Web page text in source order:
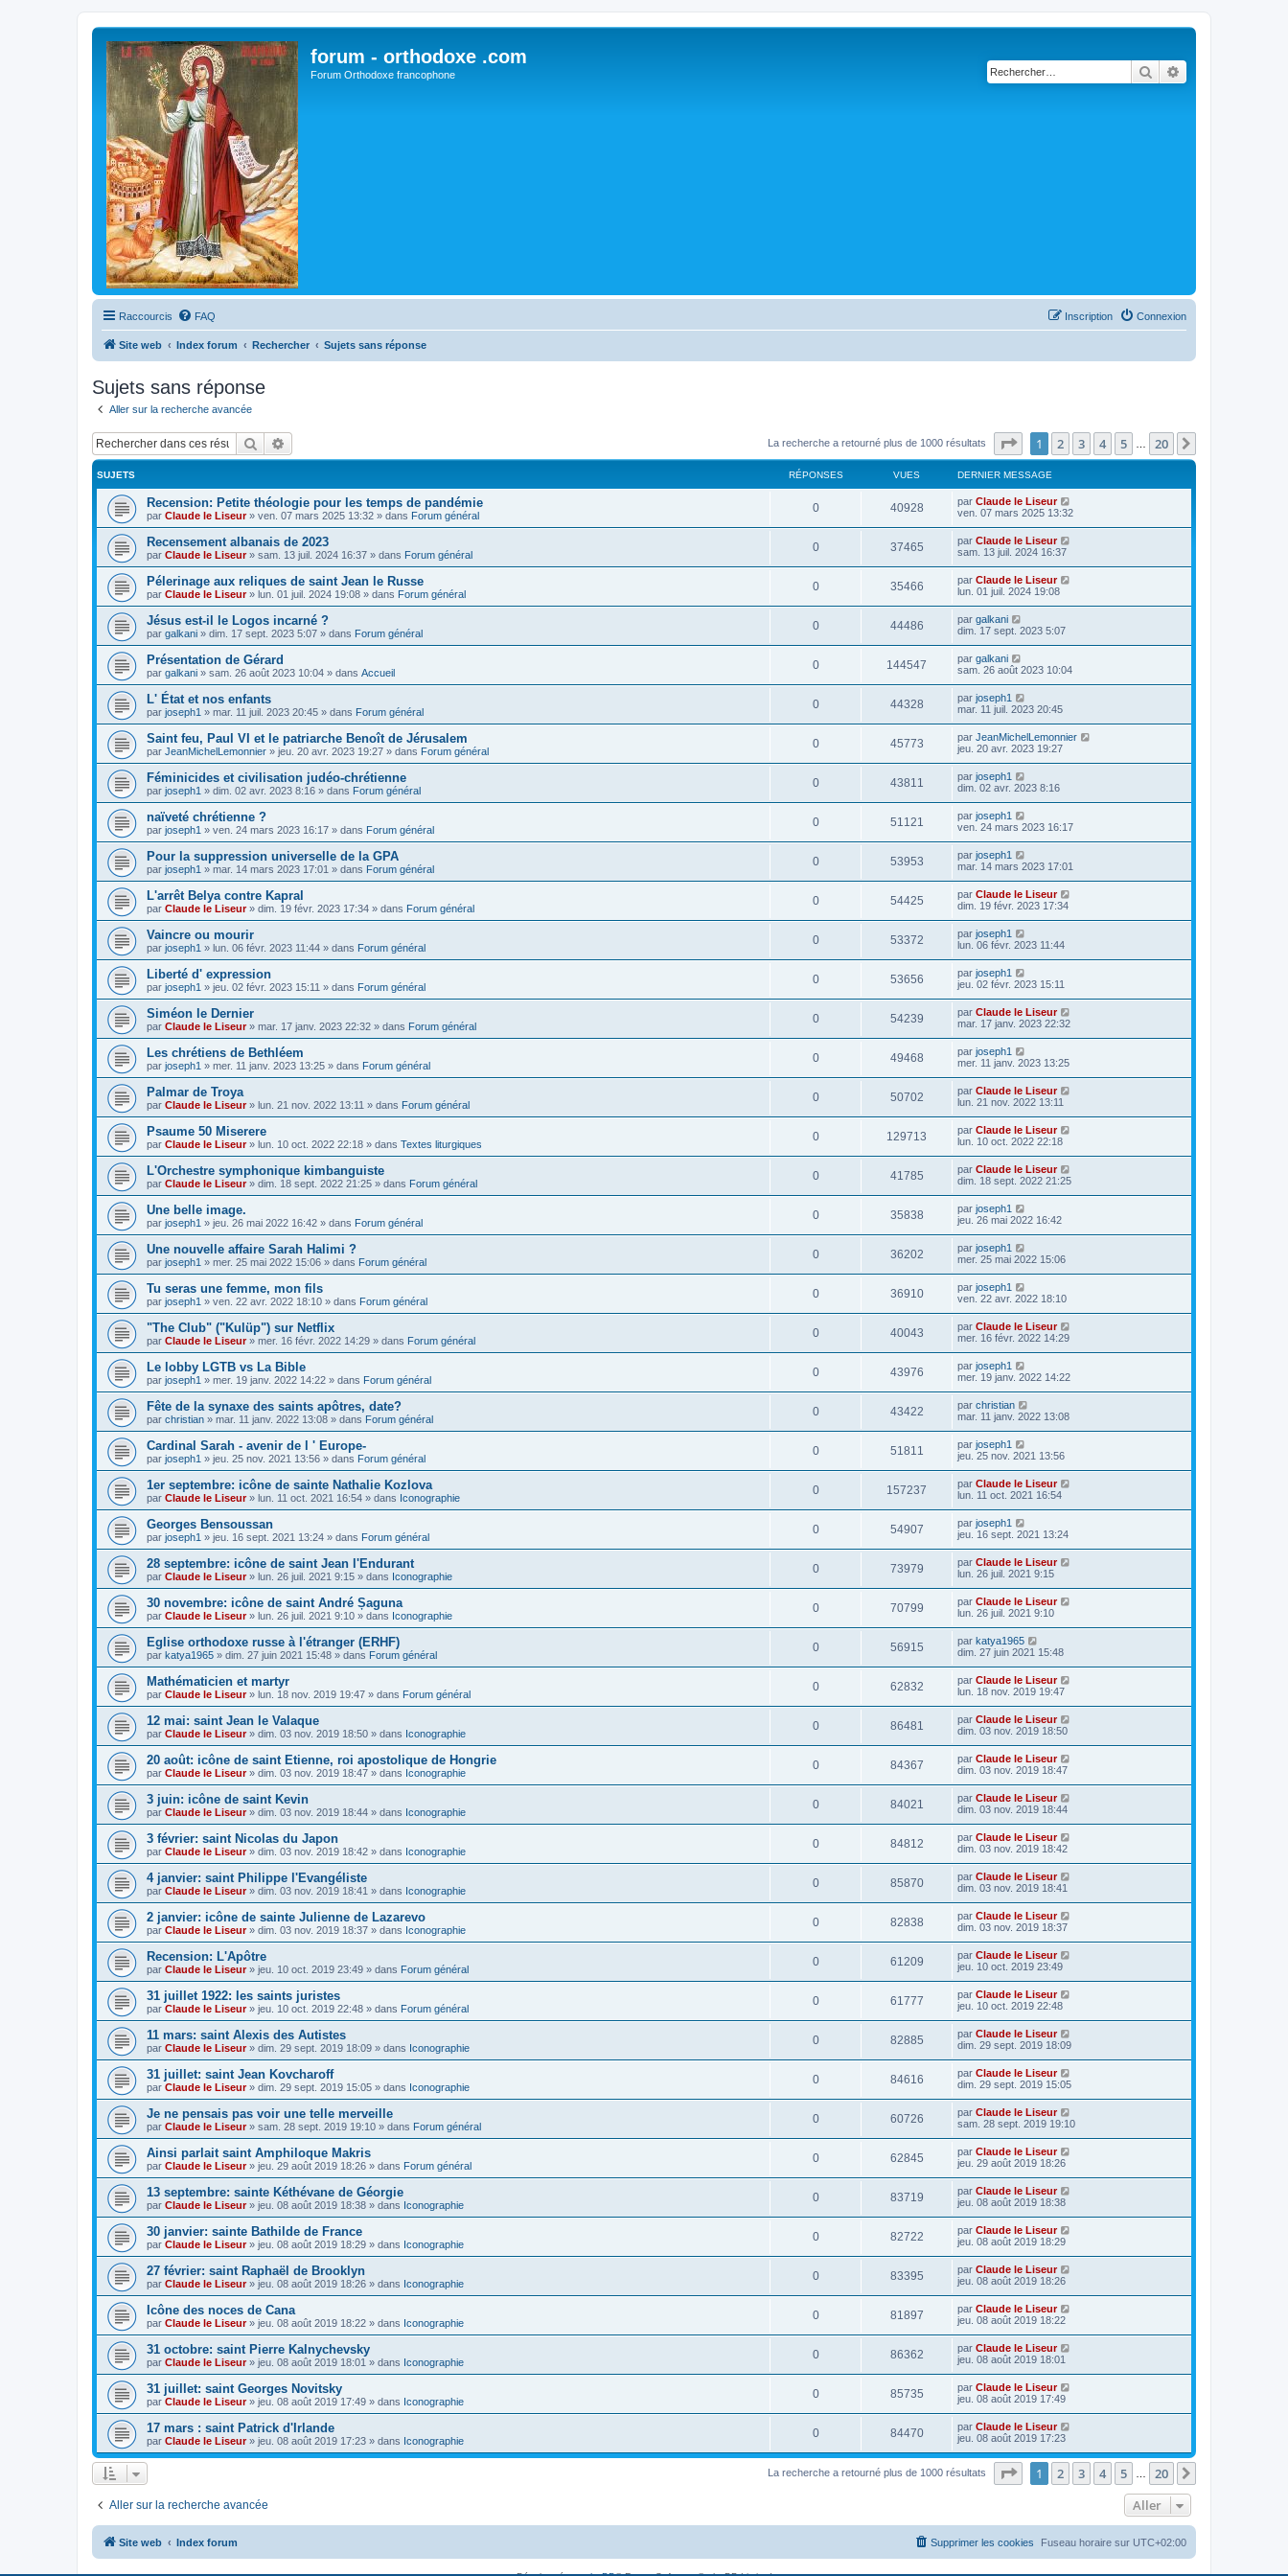
forum - orthodoxe .com
Forum Orthodoxe francophone Rechercher
Raccourcis FAQ Connexion
Inscription
Site web Index forum Rechercher Sujets sans réponse
Sujets sans réponse
Aller sur la recherche avancée
Rechercher La recherche a retourné plus de 1000 résultats Page sur20
1 2 3 4 5 20
SUJETS RÉPONSES VUES DERNIER MESSAGE
Recension: Petite théologie pour les temps de pandémie
par Claude le Liseur» ven. 07 mars 2025 13:32 » dans Forum général
0 40928 par Claude le Liseur
ven. 07 mars 2025 13:32
Recensement albanais de 2023
par Claude le Liseur» sam. 13 juil. 2024 16:37 » dans Forum général
0 37465 par Claude le Liseur
sam. 13 juil. 2024 16:37
Pélerinage aux reliques de saint Jean le Russe
par Claude le Liseur» lun. 01 juil. 2024 19:08 » dans Forum général
0 35466 par Claude le Liseur
lun. 01 juil. 2024 19:08
Jésus est-il le Logos incarné ?
par galkani » dim. 17 sept. 2023 5:07 » dans Forum général
0 44486 par galkani
dim. 17 sept. 2023 5:07
Présentation de Gérard
par galkani » sam. 26 août 2023 10:04 » dans Accueil
0 144547 par galkani
sam. 26 août 2023 10:04
L' État et nos enfants
par joseph1 » mar. 11 juil. 2023 20:45 » dans Forum général
0 44328 par joseph1
mar. 11 juil. 2023 20:45
Saint feu, Paul VI et le patriarche Benoît de Jérusalem
par JeanMichelLemonnier » jeu. 20 avr. 2023 19:27 » dans Forum général
0 45773 par JeanMichelLemonnier
jeu. 20 avr. 2023 19:27
Féminicides et civilisation judéo-chrétienne
par joseph1 » dim. 02 avr. 2023 8:16 » dans Forum général
0 43811 par joseph1
dim. 02 avr. 2023 8:16
naïveté chrétienne ?
par joseph1 » ven. 24 mars 2023 16:17 » dans Forum général
0 51121 par joseph1
ven. 24 mars 2023 16:17
Pour la suppression universelle de la GPA
par joseph1 » mar. 14 mars 2023 17:01 » dans Forum général
0 53953 par joseph1
mar. 14 mars 2023 17:01
L'arrêt Belya contre Kapral
par Claude le Liseur» dim. 19 févr. 2023 17:34 » dans Forum général
0 54425 par Claude le Liseur
dim. 19 févr. 2023 17:34
Vaincre ou mourir
par joseph1 » lun. 06 févr. 2023 11:44 » dans Forum général
0 53372 par joseph1
lun. 06 févr. 2023 11:44
Liberté d' expression
par joseph1 » jeu. 02 févr. 2023 15:11 » dans Forum général
0 53656 par joseph1
jeu. 02 févr. 2023 15:11
Siméon le Dernier
par Claude le Liseur» mar. 17 janv. 2023 22:32 » dans Forum général
0 54239 par Claude le Liseur
mar. 17 janv. 2023 22:32
Les chrétiens de Bethléem
par joseph1 » mer. 11 janv. 2023 13:25 » dans Forum général
0 49468 par joseph1
mer. 11 janv. 2023 13:25
Palmar de Troya
par Claude le Liseur» lun. 21 nov. 2022 13:11 » dans Forum général
0 50702 par Claude le Liseur
lun. 21 nov. 2022 13:11
Psaume 50 Miserere
par Claude le Liseur» lun. 10 oct. 2022 22:18 » dans Textes liturgiques
0 129713 par Claude le Liseur
lun. 10 oct. 2022 22:18
L'Orchestre symphonique kimbanguiste
par Claude le Liseur» dim. 18 sept. 2022 21:25 » dans Forum général
0 41785 par Claude le Liseur
dim. 18 sept. 2022 21:25
Une belle image.
par joseph1 » jeu. 26 mai 2022 16:42 » dans Forum général
0 35838 par joseph1
jeu. 26 mai 2022 16:42
Une nouvelle affaire Sarah Halimi ?
par joseph1 » mer. 25 mai 2022 15:06 » dans Forum général
0 36202 par joseph1
mer. 25 mai 2022 15:06
Tu seras une femme, mon fils
par joseph1 » ven. 22 avr. 2022 18:10 » dans Forum général
0 36910 par joseph1
ven. 22 avr. 2022 18:10
"The Club" ("Kulüp") sur Netflix
par Claude le Liseur» mer. 16 févr. 2022 14:29 » dans Forum général
0 40043 par Claude le Liseur
mer. 16 févr. 2022 14:29
Le lobby LGTB vs La Bible
par joseph1 » mer. 19 janv. 2022 14:22 » dans Forum général
0 43976 par joseph1
mer. 19 janv. 2022 14:22
Fête de la synaxe des saints apôtres, date?
par christian » mar. 11 janv. 2022 13:08 » dans Forum général
0 43422 par christian
mar. 11 janv. 2022 13:08
Cardinal Sarah - avenir de l ' Europe-
par joseph1 » jeu. 25 nov. 2021 13:56 » dans Forum général
0 51811 par joseph1
jeu. 25 nov. 2021 13:56
1er septembre: icône de sainte Nathalie Kozlova
par Claude le Liseur» lun. 11 oct. 2021 16:54 » dans Iconographie
0 157237 par Claude le Liseur
lun. 11 oct. 2021 16:54
Georges Bensoussan
par joseph1 » jeu. 16 sept. 2021 13:24 » dans Forum général
0 54907 par joseph1
jeu. 16 sept. 2021 13:24
28 septembre: icône de saint Jean l'Endurant
par Claude le Liseur» lun. 26 juil. 2021 9:15 » dans Iconographie
0 73979 par Claude le Liseur
lun. 26 juil. 2021 9:15
30 novembre: icône de saint André Șaguna
par Claude le Liseur» lun. 26 juil. 2021 9:10 » dans Iconographie
0 70799 par Claude le Liseur
lun. 26 juil. 2021 9:10
Eglise orthodoxe russe à l'étranger (ERHF)
par katya1965 » dim. 27 juin 2021 15:48 » dans Forum général
0 56915 par katya1965
dim. 27 juin 2021 15:48
Mathématicien et martyr
par Claude le Liseur» lun. 18 nov. 2019 19:47 » dans Forum général
0 62832 par Claude le Liseur
lun. 18 nov. 2019 19:47
12 mai: saint Jean le Valaque
par Claude le Liseur» dim. 03 nov. 2019 18:50 » dans Iconographie
0 86481 par Claude le Liseur
dim. 03 nov. 2019 18:50
20 août: icône de saint Etienne, roi apostolique de Hongrie
par Claude le Liseur» dim. 03 nov. 2019 18:47 » dans Iconographie
0 84367 par Claude le Liseur
dim. 03 nov. 2019 18:47
3 juin: icône de saint Kevin
par Claude le Liseur» dim. 03 nov. 2019 18:44 » dans Iconographie
0 84021 par Claude le Liseur
dim. 03 nov. 2019 18:44
3 février: saint Nicolas du Japon
par Claude le Liseur» dim. 03 nov. 2019 18:42 » dans Iconographie
0 84812 par Claude le Liseur
dim. 03 nov. 2019 18:42
4 janvier: saint Philippe l'Evangéliste
par Claude le Liseur» dim. 03 nov. 2019 18:41 » dans Iconographie
0 85870 par Claude le Liseur
dim. 03 nov. 2019 18:41
2 janvier: icône de sainte Julienne de Lazarevo
par Claude le Liseur» dim. 03 nov. 2019 18:37 » dans Iconographie
0 82838 par Claude le Liseur
dim. 03 nov. 2019 18:37
Recension: L'Apôtre
par Claude le Liseur» jeu. 10 oct. 2019 23:49 » dans Forum général
0 61209 par Claude le Liseur
jeu. 10 oct. 2019 23:49
31 juillet 1922: les saints juristes
par Claude le Liseur» jeu. 10 oct. 2019 22:48 » dans Forum général
0 61777 par Claude le Liseur
jeu. 10 oct. 2019 22:48
11 mars: saint Alexis des Autistes
par Claude le Liseur» dim. 29 sept. 2019 18:09 » dans Iconographie
0 82885 par Claude le Liseur
dim. 29 sept. 2019 18:09
31 juillet: saint Jean Kovcharoff
par Claude le Liseur» dim. 29 sept. 2019 15:05 » dans Iconographie
0 84616 par Claude le Liseur
dim. 29 sept. 2019 15:05
Je ne pensais pas voir une telle merveille
par Claude le Liseur» sam. 28 sept. 2019 19:10 » dans Forum général
0 60726 par Claude le Liseur
sam. 28 sept. 2019 19:10
Ainsi parlait saint Amphiloque Makris
par Claude le Liseur» jeu. 29 août 2019 18:26 » dans Forum général
0 62845 par Claude le Liseur
jeu. 29 août 2019 18:26
13 septembre: sainte Kéthévane de Géorgie
par Claude le Liseur» jeu. 08 août 2019 18:38 » dans Iconographie
0 83719 par Claude le Liseur
jeu. 08 août 2019 18:38
30 janvier: sainte Bathilde de France
par Claude le Liseur» jeu. 08 août 2019 18:29 » dans Iconographie
0 82722 par Claude le Liseur
jeu. 08 août 2019 18:29
27 février: saint Raphaël de Brooklyn
par Claude le Liseur» jeu. 08 août 2019 18:26 » dans Iconographie
0 83395 par Claude le Liseur
jeu. 08 août 2019 18:26
Icône des noces de Cana
par Claude le Liseur» jeu. 08 août 2019 18:22 » dans Iconographie
0 81897 par Claude le Liseur
jeu. 08 août 2019 18:22
31 octobre: saint Pierre Kalnychevsky
par Claude le Liseur» jeu. 08 août 2019 18:01 » dans Iconographie
0 86362 par Claude le Liseur
jeu. 08 août 2019 18:01
31 juillet: saint Georges Novitsky
par Claude le Liseur» jeu. 08 août 2019 17:49 » dans Iconographie
0 85735 par Claude le Liseur
jeu. 08 août 2019 17:49
17 mars : saint Patrick d'Irlande
par Claude le Liseur» jeu. 08 août 2019 17:23 » dans Iconographie
0 84470 par Claude le Liseur
jeu. 08 août 2019 17:23
La recherche a retourné plus de 1000 résultats Page sur20
1 2 3 4 5 20
Aller sur la recherche avancée Aller
Site web Index forum Fuseau horaire sur UTC+02:00
Supprimer les cookies